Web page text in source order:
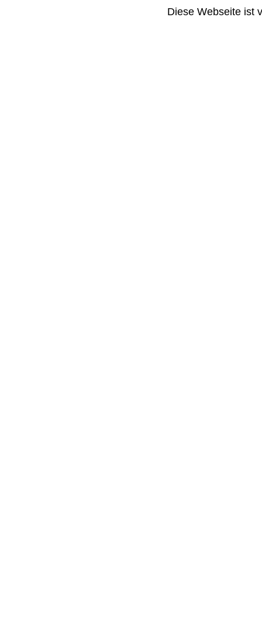
Diese Webseite ist